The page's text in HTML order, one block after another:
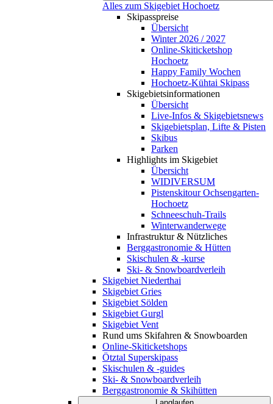
Alles zum Skigebiet Hochoetz
Skipasspreise
Übersicht
Winter 2026 / 2027
Online-Skiticketshop
Hochoetz
Happy Family Wochen
Hochoetz-Kühtai Skipass
Skigebietsinformationen
Übersicht
Live-Infos & Skigebietsnews
Skigebietsplan, Lifte & Pisten
Skibus
Parken
Highlights im Skigebiet
Übersicht
WIDIVERSUM
Pistenskitour Ochsengarten-
Hochoetz
Schneeschuh-Trails
Winterwanderwege
Infrastruktur & Nützliches
Berggastronomie & Hütten
Skischulen & -kurse
Ski- & Snowboardverleih
Skigebiet Niederthai
Skigebiet Gries
Skigebiet Sölden
Skigebiet Gurgl
Skigebiet Vent
Rund ums Skifahren & Snowboarden
Online-Skiticketshops
Ötztal Superskipass
Skischulen & -guides
Ski- & Snowboardverleih
Berggastronomie & Skihütten